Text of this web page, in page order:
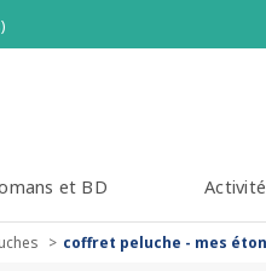
et BD
coffret peluche - mes